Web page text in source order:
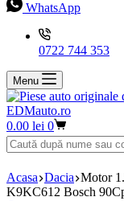
WhatsApp
0722 744 353
Menu
EDMauto.ro
Coș
de
cumpărături
0.00 lei 0
Niciun
rezultat
Acasa Dacia Motor
K9KC612 Bosch